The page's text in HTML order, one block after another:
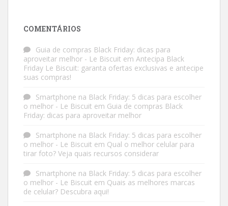
COMENTÁRIOS
Guia de compras Black Friday: dicas para
aproveitar melhor - Le Biscuit em Antecipa Black
Friday Le Biscuit: garanta ofertas exclusivas e antecipe
suas compras!
Smartphone na Black Friday: 5 dicas para escolher
o melhor - Le Biscuit em Guia de compras Black
Friday: dicas para aproveitar melhor
Smartphone na Black Friday: 5 dicas para escolher
o melhor - Le Biscuit em Qual o melhor celular para
tirar foto? Veja quais recursos considerar
Smartphone na Black Friday: 5 dicas para escolher
o melhor - Le Biscuit em Quais as melhores marcas
de celular? Descubra aqui!